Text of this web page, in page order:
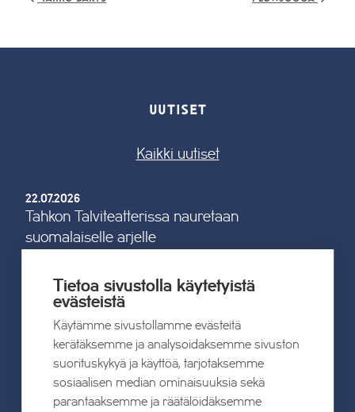
UUTISET
Kaikki uutiset
22.07.2026
Tahkon Talviteatterissa nauretaan
suomalaiselle arjelle
Lue lisää
19.05.2026
TAHKOcom palkittiin Vuoden Digiyrityksenä
Tietoa sivustolla käytetyistä
evästeistä
Käytämme sivustollamme evästeitä
kerätäksemme ja analysoidaksemme sivuston
suorituskykyä ja käyttöä, tarjotaksemme
sosiaalisen median ominaisuuksia sekä
parantaaksemme ja räätälöidäksemme